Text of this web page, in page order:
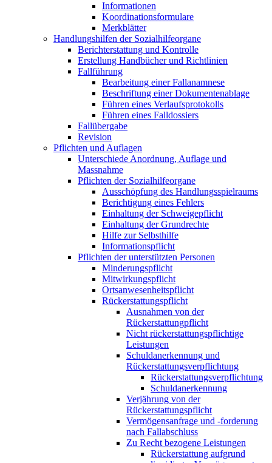
Informationen
Koordinationsformulare
Merkblätter
Handlungshilfen der Sozialhilfeorgane
Berichterstattung und Kontrolle
Erstellung Handbücher und Richtlinien
Fallführung
Bearbeitung einer Fallanamnese
Beschriftung einer Dokumentenablage
Führen eines Verlaufsprotokolls
Führen eines Falldossiers
Fallübergabe
Revision
Pflichten und Auflagen
Unterschiede Anordnung, Auflage und
Massnahme
Pflichten der Sozialhilfeorgane
Ausschöpfung des Handlungsspielraums
Berichtigung eines Fehlers
Einhaltung der Schweigepflicht
Einhaltung der Grundrechte
Hilfe zur Selbsthilfe
Informationspflicht
Pflichten der unterstützten Personen
Minderungspflicht
Mitwirkungspflicht
Ortsanwesenheitspflicht
Rückerstattungspflicht
Ausnahmen von der
Rückerstattungpflicht
Nicht rückerstattungspflichtige
Leistungen
Schuldanerkennung und
Rückerstattungsverpflichtung
Rückerstattungsverpflichtung
Schuldanerkennung
Verjährung von der
Rückerstattungspflicht
Vermögensanfrage und -forderung
nach Fallabschluss
Zu Recht bezogene Leistungen
Rückerstattung aufgrund